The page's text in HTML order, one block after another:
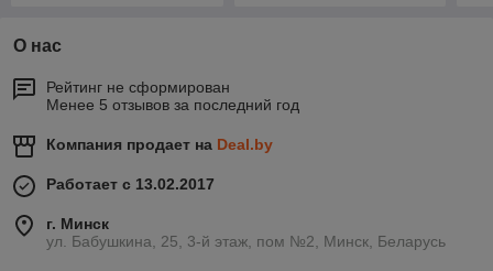
О нас
Рейтинг не сформирован
Менее 5 отзывов за последний год
Компания продает на Deal.by
Работает с 13.02.2017
г. Минск
ул. Бабушкина, 25, 3-й этаж, пом №2, Минск, Беларусь